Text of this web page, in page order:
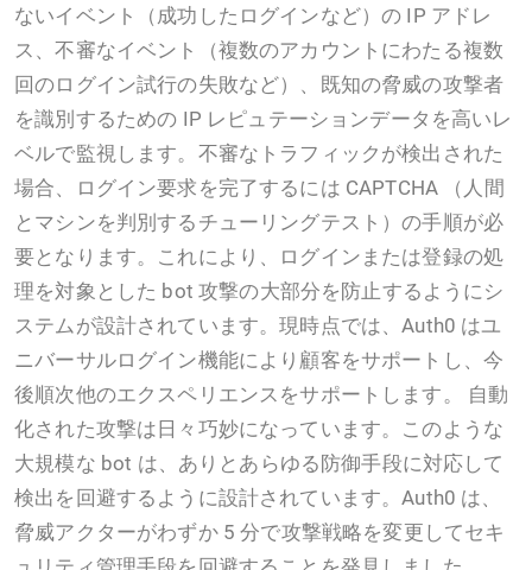
ないイベント（成功したログインなど）の IP アドレ
ス、不審なイベント（複数のアカウントにわたる複数
回のログイン試行の失敗など）、既知の脅威の攻撃者
を識別するための IP レピュテーションデータを高いレ
ベルで監視します。不審なトラフィックが検出された
場合、ログイン要求を完了するには CAPTCHA （人間
とマシンを判別するチューリングテスト）の手順が必
要となります。これにより、ログインまたは登録の処
理を対象とした bot 攻撃の大部分を防止するようにシ
ステムが設計されています。現時点では、Auth0 はユ
ニバーサルログイン機能により顧客をサポートし、今
後順次他のエクスペリエンスをサポートします。 自動
化された攻撃は日々巧妙になっています。このような
大規模な bot は、ありとあらゆる防御手段に対応して
検出を回避するように設計されています。Auth0 は、
脅威アクターがわずか 5 分で攻撃戦略を変更してセキ